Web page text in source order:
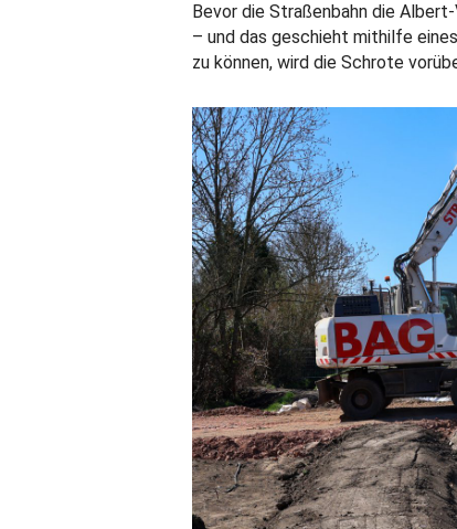
Bevor die Straßenbahn die
– und das geschieht mithilfe
zu können, wird die Schrote